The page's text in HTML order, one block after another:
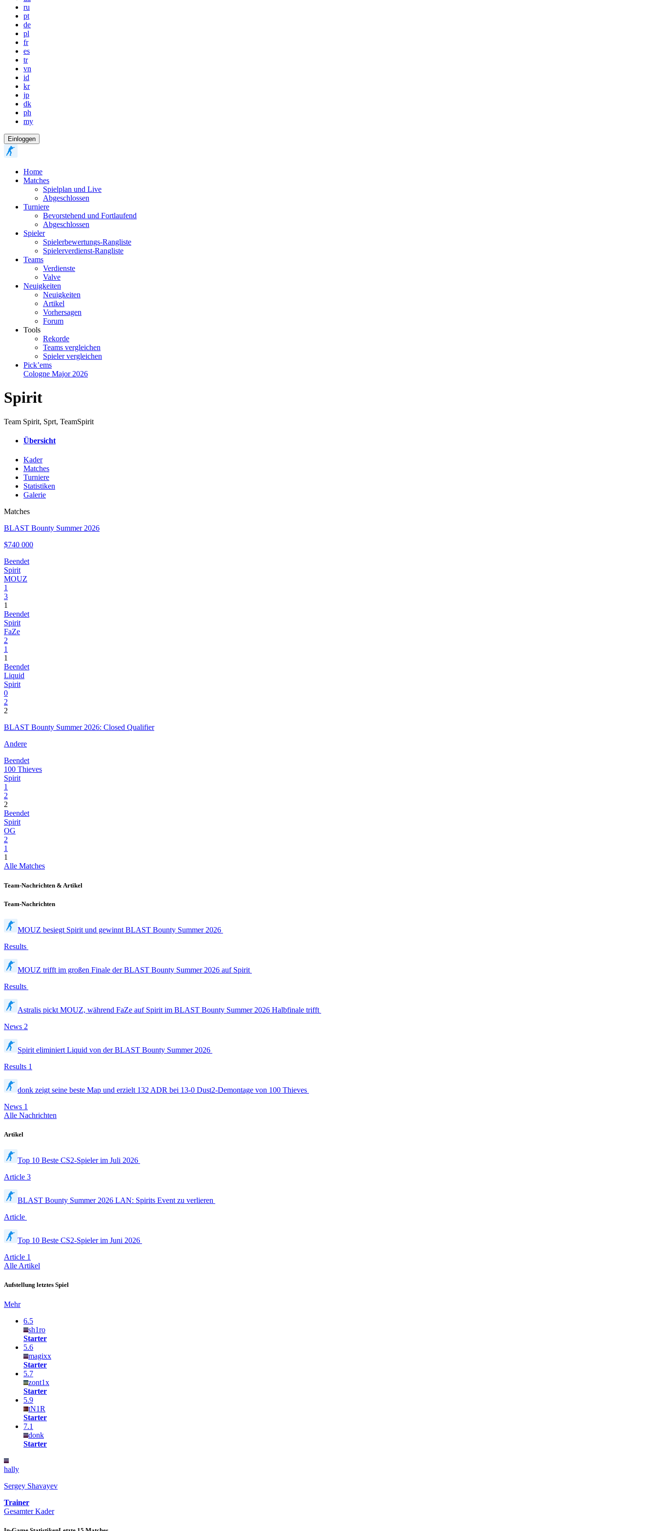
ru
pt
de
pl
fr
es
tr
vn
id
kr
jp
dk
ph
my
Einloggen
Home
Matches
Spielplan und Live
Abgeschlossen
Turniere
Bevorstehend und Fortlaufend
Abgeschlossen
Spieler
Spielerbewertungs-Rangliste
Spielerverdienst-Rangliste
Teams
Verdienste
Valve
Neuigkeiten
Neuigkeiten
Artikel
Vorhersagen
Forum
Tools
Rekorde
Teams vergleichen
Spieler vergleichen
Pick’ems
Cologne Major 2026
Spirit
Team Spirit, Sprt, TeamSpirit
Übersicht
Kader
Matches
Turniere
Statistiken
Galerie
Matches
BLAST Bounty Summer 2026
$740 000
Beendet
Spirit
MOUZ
1
3
1
Beendet
Spirit
FaZe
2
1
1
Beendet
Liquid
Spirit
0
2
2
BLAST Bounty Summer 2026: Closed Qualifier
Andere
Beendet
100 Thieves
Spirit
1
2
2
Beendet
Spirit
OG
2
1
1
Alle Matches
Team-Nachrichten & Artikel
Team-Nachrichten
MOUZ besiegt Spirit und gewinnt BLAST Bounty Summer 2026
Results
MOUZ trifft im großen Finale der BLAST Bounty Summer 2026 auf Spirit
Results
Astralis pickt MOUZ, während FaZe auf Spirit im BLAST Bounty Summer 2026 Halbfinale trifft
News 2
Spirit eliminiert Liquid von der BLAST Bounty Summer 2026
Results 1
donk zeigt seine beste Map und erzielt 132 ADR bei 13-0 Dust2-Demontage von 100 Thieves
News 1
Alle Nachrichten
Artikel
Top 10 Beste CS2-Spieler im Juli 2026
Article 3
BLAST Bounty Summer 2026 LAN: Spirits Event zu verlieren
Article
Top 10 Beste CS2-Spieler im Juni 2026
Article 1
Alle Artikel
Aufstellung letztes Spiel
Mehr
6.5
sh1ro
Starter
5.6
magixx
Starter
5.7
zont1x
Starter
5.9
tN1R
Starter
7.1
donk
Starter
hally
Sergey Shavayev
Trainer
Gesamter Kader